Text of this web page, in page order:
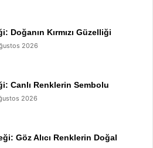
Doğanın Kırmızı Güzelliği
2026
Canlı Renklerin Sembolu
2026
Göz Alıcı Renklerin Doğal